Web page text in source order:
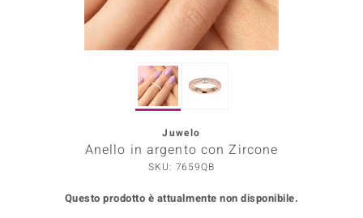
SELECTION
Juwelo
Anello in argento con Zircone
SKU: 7659QB
Questo prodotto è attualmente non disponibile.